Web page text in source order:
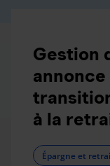
Gestion
à la
Épargne et